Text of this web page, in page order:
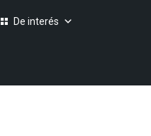
De interés